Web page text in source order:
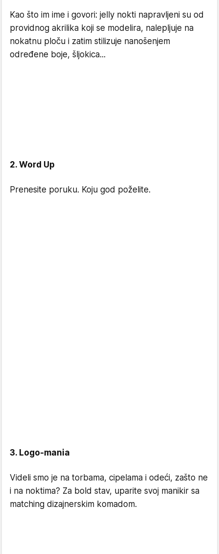
Kao što im ime i govori: jelly nokti napravljeni su od
providnog akrilika koji se modelira, nalepljuje na
nokatnu ploču i zatim stilizuje nanošenjem
određene boje, šljokica...
2. Word Up
Prenesite poruku. Koju god poželite.
3. Logo-mania
Videli smo je na torbama, cipelama i odeći, zašto ne
i na noktima? Za bold stav, uparite svoj manikir sa
matching dizajnerskim komadom.